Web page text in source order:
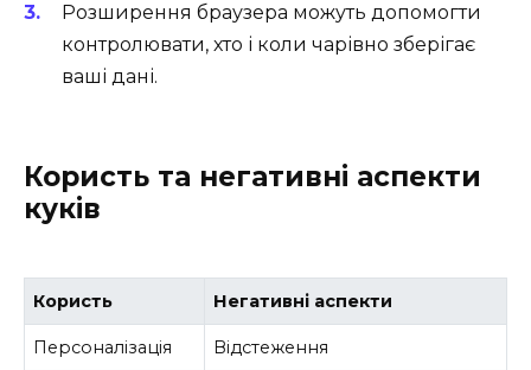
Розширення браузера можуть допомогти
контролювати, хто і коли чарівно зберігає
ваші дані.
Користь та негативні аспекти
куків
Користь Негативні аспекти
Персоналізація Відстеження